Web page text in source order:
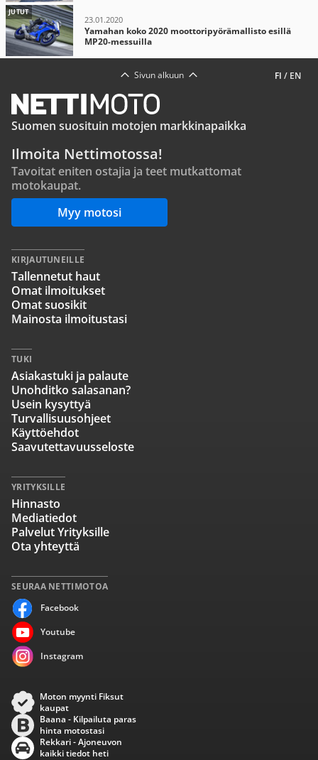
JUTUT
23.01.2020
Yamahan koko 2020 moottoripyörämallisto esillä
MP20-messuilla
FI / EN
Sivun alkuun
Suomen suosituin motojen markkinapaikka
Ilmoita Nettimotossa!
Tavoitat eniten ostajia ja teet mutkattomat
motokaupat.
Myy motosi
SEURAA NETTIMOTOA
Facebook
Youtube
Instagram
KIRJAUTUNEILLE
Tallennetut haut
Omat ilmoitukset
Omat suosikit
Mainosta ilmoitustasi
TUKI
Asiakastuki ja palaute
Unohditko salasanan?
Usein kysyttyä
Turvallisuusohjeet
Käyttöehdot
Saavutettavuusseloste
YRITYKSILLE
Hinnasto
Mediatiedot
Palvelut Yrityksille
Ota yhteyttä
Moton myynti Fiksut
kaupat
Baana - Kilpailuta paras
hinta motostasi
Rekkari - Ajoneuvon
kaikki tiedot heti